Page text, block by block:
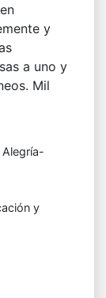
y
a uno y
Mil
y